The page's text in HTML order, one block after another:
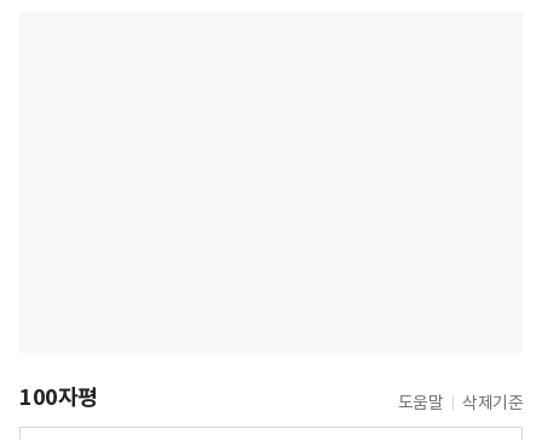
100자평 도움말 삭제기준